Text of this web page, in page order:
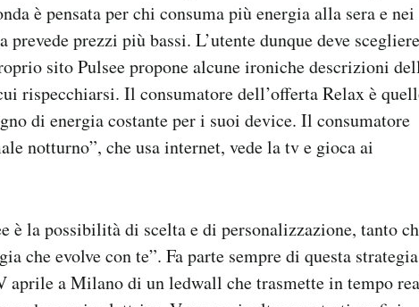
è pensata per chi consuma più energia alla sera e nei
prevede prezzi più bassi. L’utente dunque deve
sito Pulsee propone alcune ironiche descrizioni
rispecchiarsi. Il consumatore dell’offerta Relax è
di energia costante per i suoi device. Il consumatore
notturno”, che usa internet, vede la tv e gioca ai
è la possibilità di scelta e di personalizzazione, tanto
che evolve con te”. Fa parte sempre di questa strategia
aprile a Milano di un ledwall che trasmette in tempo